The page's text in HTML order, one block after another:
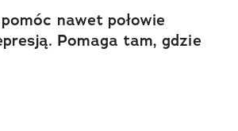
nawet połowie
Pomaga tam, gdzie